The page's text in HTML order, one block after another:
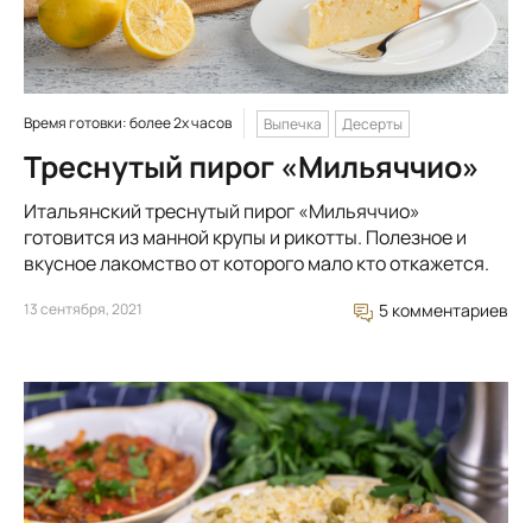
Время готовки: более 2х часов Выпечка Десерты
Треснутый пирог «Мильяччио»
Итальянский треснутый пирог «Мильяччио»
готовится из манной крупы и рикотты. Полезное и
вкусное лакомство от которого мало кто откажется.
13 сентября, 2021 5 комментариев